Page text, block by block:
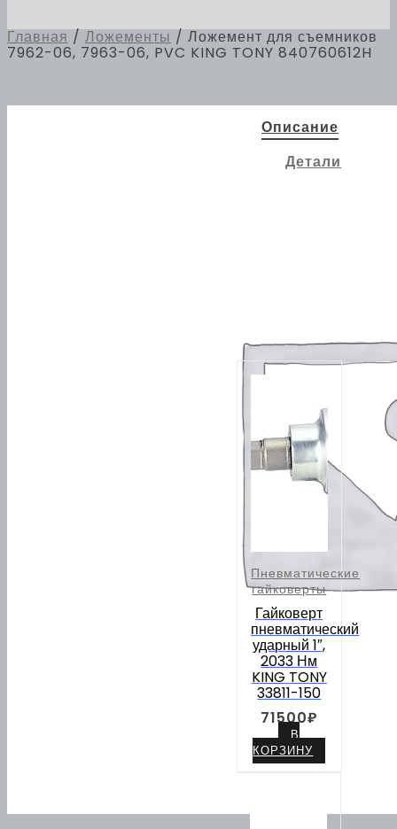
Главная / Ложементы / Ложемент для съемников
7962-06, 7963-06, PVC KING TONY 840760612H
Описание
Детали
Пневматические
гайковерты
Гайковерт
пневматический
ударный 1″,
2033 Нм
KING TONY
33811-150
71500₽
В
КОРЗИНУ